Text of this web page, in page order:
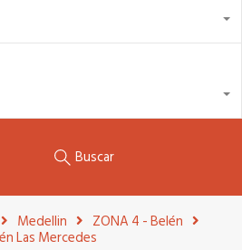
Buscar
Medellin ZONA 4 - Belén
Las Mercedes